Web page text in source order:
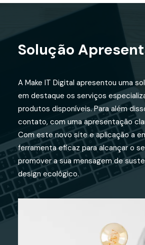
Solução
A Make IT Digital apresentou uma
em destaque os serviços
produtos disponíveis. Para além
contato, com uma apresentação
Com este novo site e aplicação a
ferramenta eficaz para alcançar o
promover a sua mensagem de
design ecológico.